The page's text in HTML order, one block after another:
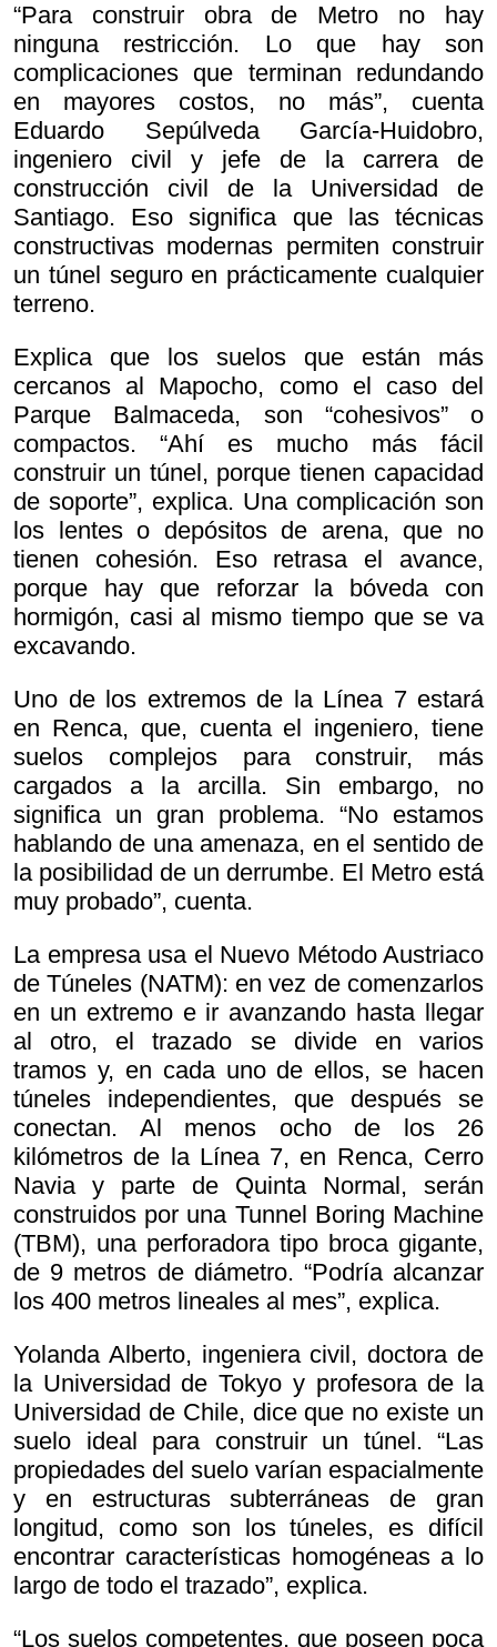
“Para construir obra de Metro no hay
ninguna restricción. Lo que hay son
complicaciones que terminan redundando
en mayores costos, no más”, cuenta
Eduardo Sepúlveda García-Huidobro,
ingeniero civil y jefe de la carrera de
construcción civil de la Universidad de
Santiago. Eso significa que las técnicas
constructivas modernas permiten construir
un túnel seguro en prácticamente cualquier
terreno.
Explica que los suelos que están más
cercanos al Mapocho, como el caso del
Parque Balmaceda, son “cohesivos” o
compactos. “Ahí es mucho más fácil
construir un túnel, porque tienen capacidad
de soporte”, explica. Una complicación son
los lentes o depósitos de arena, que no
tienen cohesión. Eso retrasa el avance,
porque hay que reforzar la bóveda con
hormigón, casi al mismo tiempo que se va
excavando.
Uno de los extremos de la Línea 7 estará
en Renca, que, cuenta el ingeniero, tiene
suelos complejos para construir, más
cargados a la arcilla. Sin embargo, no
significa un gran problema. “No estamos
hablando de una amenaza, en el sentido de
la posibilidad de un derrumbe. El Metro está
muy probado”, cuenta.
La empresa usa el Nuevo Método Austriaco
de Túneles (NATM): en vez de comenzarlos
en un extremo e ir avanzando hasta llegar
al otro, el trazado se divide en varios
tramos y, en cada uno de ellos, se hacen
túneles independientes, que después se
conectan. Al menos ocho de los 26
kilómetros de la Línea 7, en Renca, Cerro
Navia y parte de Quinta Normal, serán
construidos por una Tunnel Boring Machine
(TBM), una perforadora tipo broca gigante,
de 9 metros de diámetro. “Podría alcanzar
los 400 metros lineales al mes”, explica.
Yolanda Alberto, ingeniera civil, doctora de
la Universidad de Tokyo y profesora de la
Universidad de Chile, dice que no existe un
suelo ideal para construir un túnel. “Las
propiedades del suelo varían espacialmente
y en estructuras subterráneas de gran
longitud, como son los túneles, es difícil
encontrar características homogéneas a lo
largo de todo el trazado”, explica.
“Los suelos competentes, que poseen poca